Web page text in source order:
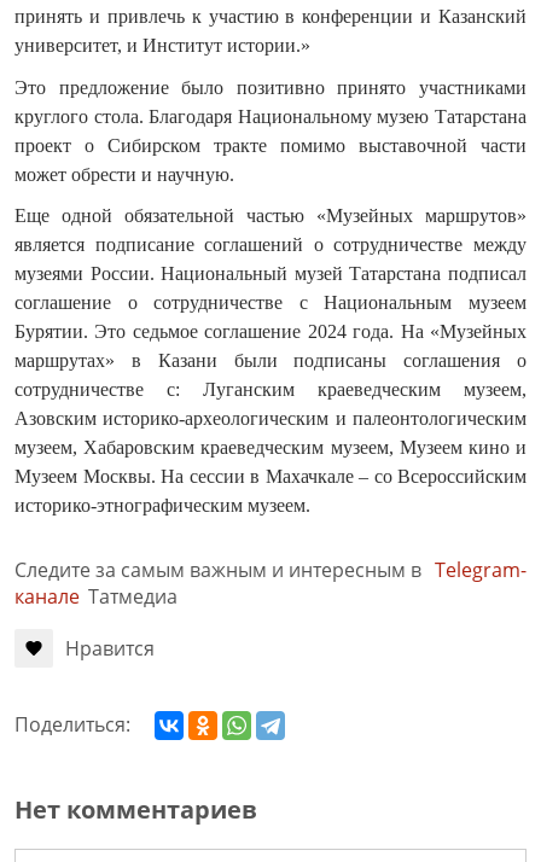
принять и привлечь к участию в конференции и Казанский
университет, и Институт истории.»
Это предложение было позитивно принято участниками
круглого стола. Благодаря Национальному музею Татарстана
проект о Сибирском тракте помимо выставочной части
может обрести и научную.
Еще одной обязательной частью «Музейных маршрутов»
является подписание соглашений о сотрудничестве между
музеями России. Национальный музей Татарстана подписал
соглашение о сотрудничестве с Национальным музеем
Бурятии. Это седьмое соглашение 2024 года. На «Музейных
маршрутах» в Казани были подписаны соглашения о
сотрудничестве с: Луганским краеведческим музеем,
Азовским историко-археологическим и палеонтологическим
музеем, Хабаровским краеведческим музеем, Музеем кино и
Музеем Москвы. На сессии в Махачкале – со Всероссийским
историко-этнографическим музеем.
Следите за самым важным и интересным в Telegram-
канале Татмедиа
Нравится
Поделиться:
Нет комментариев